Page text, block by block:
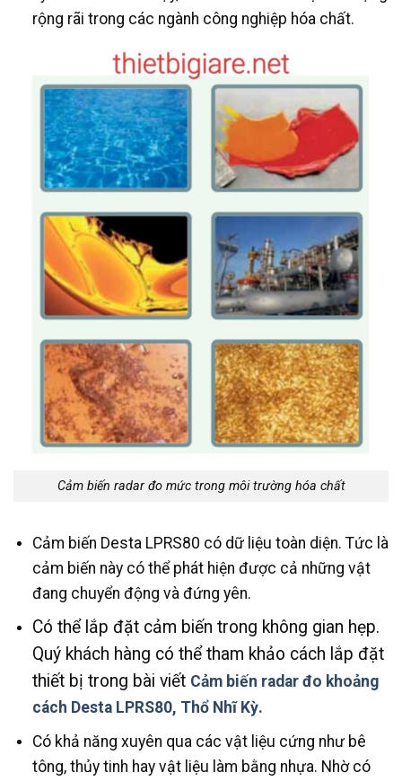
rộng rãi trong các ngành công nghiệp hóa chất.
Cảm biến radar đo mức trong môi trường hóa chất
Cảm biến Desta LPRS80 có dữ liệu toàn diện. Tức là
cảm biến này có thể phát hiện được cả những vật
đang chuyển động và đứng yên.
Có thể lắp đặt cảm biến trong không gian hẹp.
Quý khách hàng có thể tham khảo cách lắp đặt
thiết bị trong bài viết Cảm biến radar đo khoảng
cách Desta LPRS80, Thổ Nhĩ Kỳ.
Có khả năng xuyên qua các vật liệu cứng như bê
tông, thủy tinh hay vật liệu làm bằng nhựa. Nhờ có